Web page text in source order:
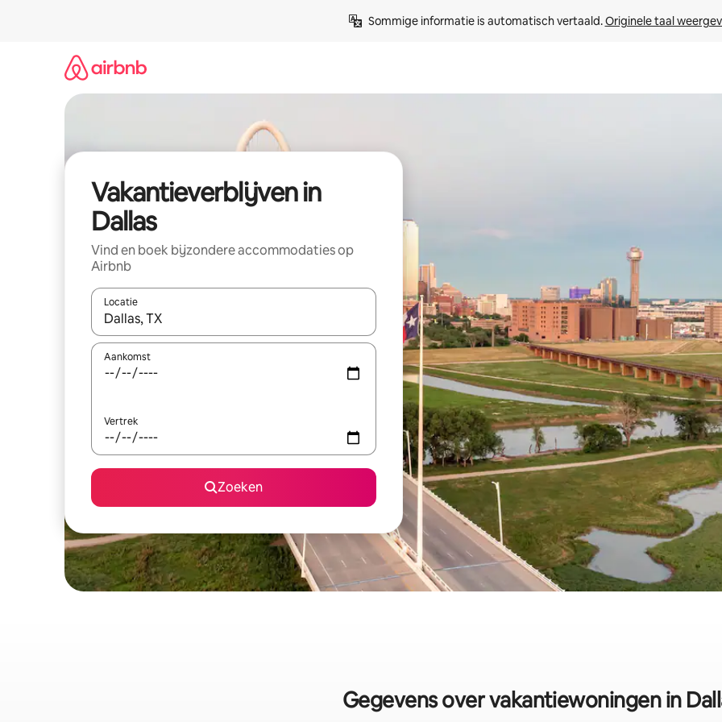
Sommige informatie is automatisch vertaald. Originele taal
Vakantieverblijven in
Dallas
Vind en boek bijzondere accommodaties op
Airbnb
Locatie
Wanneer er resultaten beschikbaar zijn, maak je een keuze met je de pijltjestoetsen omhoog en omlaag, óf door te
Aankomst
Vertrek
Zoeken
Gegevens over vakantiewoningen in